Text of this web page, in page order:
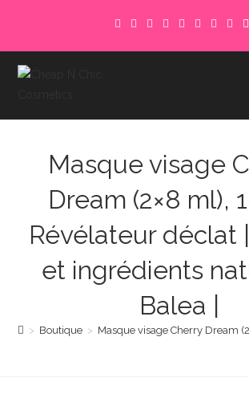
content
Masque visage
Dream (2×8 ml),
Révélateur déclat
et ingrédients
Balea |
> Boutique > Masque visage Cherry Dream